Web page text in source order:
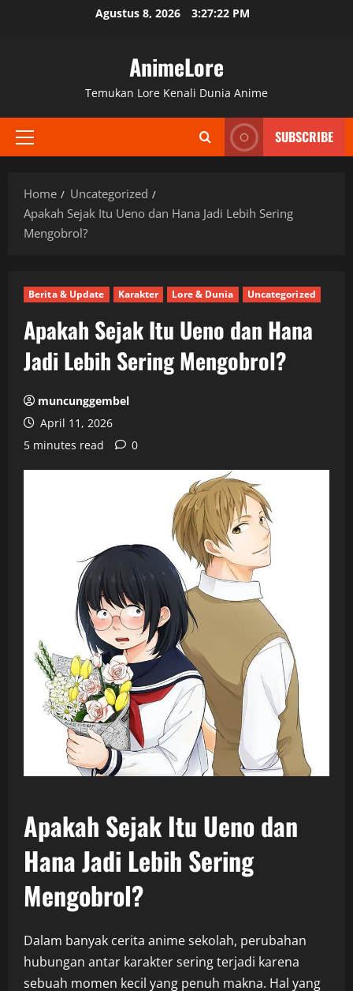
Agustus 8, 2026 3:27:23 PM
AnimeLore
Temukan Lore Kenali Dunia Anime
Primary
SUBSCRIBE
Home
Uncategorized
Apakah Sejak Itu Ueno dan Hana Jadi Lebih Sering
Mengobrol?
Berita & Update Karakter Lore & Dunia Uncategorized
Apakah Sejak Itu Ueno dan Hana
Jadi Lebih Sering Mengobrol?
muncunggembel
April 11, 2026
5 minutes read
0
Apakah Sejak Itu Ueno dan
Hana Jadi Lebih Sering
Mengobrol?
Dalam banyak cerita anime sekolah, perubahan
hubungan antar karakter sering terjadi karena
sebuah momen kecil yang penuh makna. Hal yang